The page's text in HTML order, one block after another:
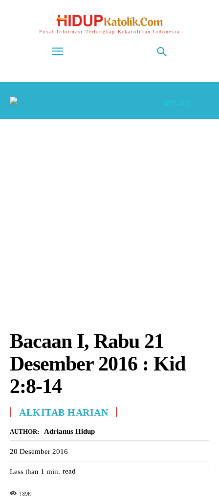
Pusat Informasi Terlengkap Kekatolikan Indonesia
Bacaan I, Rabu 21
Desember 2016 : Kid
2:8-14
ALKITAB HARIAN
AUTHOR: Adrianus Hidup
20 Desember 2016
Less than 1 min. read
189K